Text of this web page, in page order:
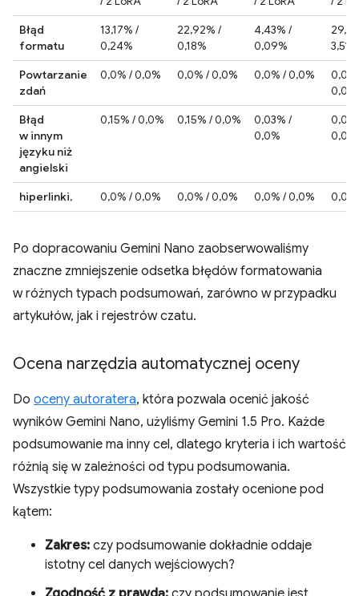
Błąd
formatu
13,17% /
0,24%
22,92% /
0,18%
4,43% /
0,09%
3,51%
Powtarzanie
zdań
0,0% / 0,0% 0,0% / 0,0% 0,0% / 0,0%
0,0%
Błąd
w innym
języku niż
angielski
0,15% / 0,0% 0,15% / 0,0%
0,03% /
0,0%
0,0%
hiperlinki, 0,0% / 0,0% 0,0% / 0,0% 0,0% / 0,0%
Po dopracowaniu Gemini Nano zaobserwowaliśmy
znaczne zmniejszenie odsetka błędów formatowania
w różnych typach podsumowań, zarówno w przypadku
artykułów, jak i rejestrów czatu.
Ocena narzędzia automatycznej oceny
Do oceny autoratera, która pozwala ocenić jakość
wyników Gemini Nano, użyliśmy Gemini 1.5 Pro. Każde
podsumowanie ma inny cel, dlatego kryteria i ich wartość
różnią się w zależności od typu podsumowania.
Wszystkie typy podsumowania zostały ocenione pod
kątem:
Zakres: czy podsumowanie dokładnie oddaje
istotny cel danych wejściowych?